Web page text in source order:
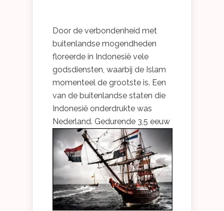
Door de verbondenheid met
buitenlandse mogendheden
floreerde in Indonesië vele
godsdiensten, waarbij de Islam
momenteel de grootste is. Een
van de buitenlandse staten die
Indonesië onderdrukte was
Nederland. Gedurende 3,5 eeuw